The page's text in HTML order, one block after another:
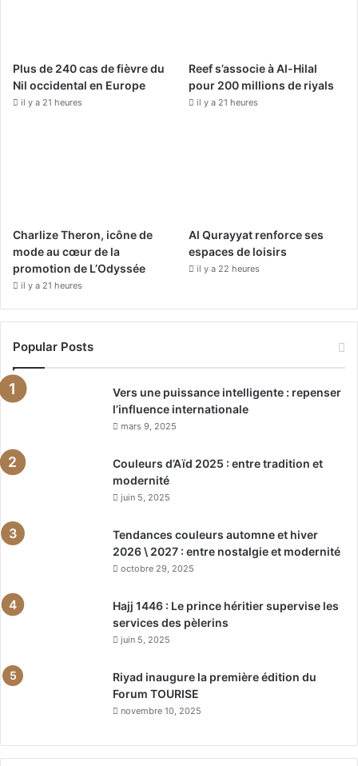
k
a
Plus de 240 cas de fièvre du
Nil occidental en Europe
il y a 21 heures
Reef s’associe à Al-Hilal
pour 200 millions de riyals
il y a 21 heures
Charlize Theron, icône de
mode au cœur de la
promotion de L’Odyssée
il y a 21 heures
Al Qurayyat renforce ses
espaces de loisirs
il y a 22 heures
Popular Posts
Vers une puissance intelligente : repenser
l’influence internationale
mars 9, 2025
Couleurs d’Aïd 2025 : entre tradition et
modernité
juin 5, 2025
Tendances couleurs automne et hiver
2026 \ 2027 : entre nostalgie et modernité
octobre 29, 2025
Hajj 1446 : Le prince héritier supervise les
services des pèlerins
juin 5, 2025
Riyad inaugure la première édition du
Forum TOURISE
novembre 10, 2025